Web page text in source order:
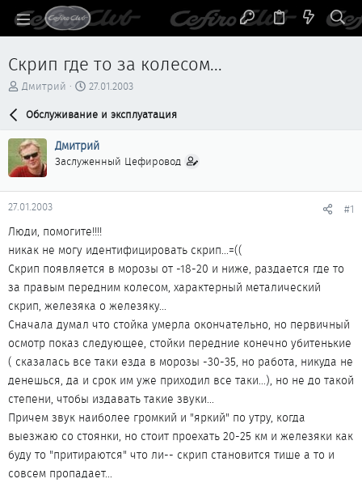
Скрип где то за колесом...
А
р
т
е
м
ы
Дмитрий
Д
т
н
а
а
27.01.2003
Обслуживание и эксплуатация
Дмитрий
Заслуженный Цефировод
27.01.2003 #1
Люди, помогите!!!!
никак не могу идентифицировать скрип...=((
Скрип появляется в морозы от -18-20 и ниже, раздается где то
за правым передним колесом, характерный металический
скрип, железяка о железяку...
Сначала думал что стойка умерла окончательно, но первичный
осмотр показ следующее, стойки передние конечно убитенькие
( сказалась все таки езда в морозы -30-35, но работа, никуда не
денешься, да и срок им уже приходил все таки...), но не до такой
степени, чтобы издавать такие звуки...
Причем звук наиболее громкий и "яркий" по утру, когда
выезжаю со стоянки, но стоит проехать 20-25 км и железяки как
буду то "притираются" что ли-- скрип становится тише а то и
совсем пропадает...